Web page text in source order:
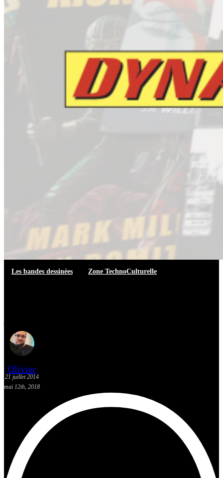
Les bandes dessinées Zone TechnoCulturelle
Olivier
21 juillet 2014
mai 12th, 2018